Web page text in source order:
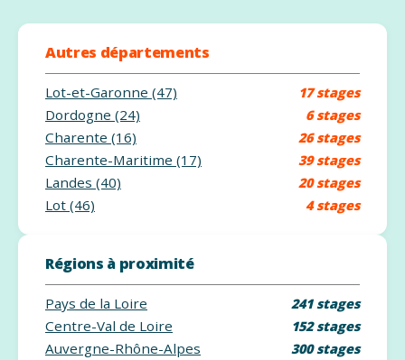
Autres départements
Lot-et-Garonne (47) 17 stages
Dordogne (24) 6 stages
Charente (16) 26 stages
Charente-Maritime (17) 39 stages
Landes (40) 20 stages
Lot (46) 4 stages
Régions à proximité
Pays de la Loire 241 stages
Centre-Val de Loire 152 stages
Auvergne-Rhône-Alpes 300 stages